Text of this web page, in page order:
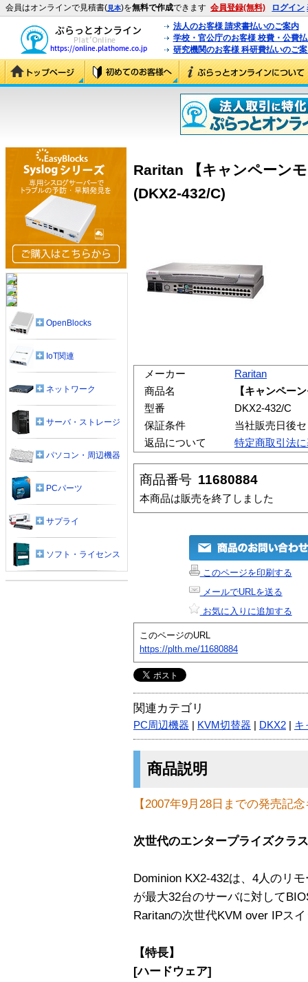
会員はオンラインで見積書(見本)を無料で作成できます 会員登録(無料) ログイン
法人のお客様 請求書払いのご案内
学校・官公庁のお客様 校費・公費
研究機関のお客様 科研費払いのご
Raritan 【キャンペーン
(DKX2-432/C)
メーカー
Raritan
商品名
【キャンペー
型番
DKX2-432/C
保証条件
当社販売日後
返品について
特定商取引法
商品番号 11680884
本商品は販売を終了しました
このページを印刷する
メールでURLを送る
お気に入りに追加する
このページのURL
https://plth.me/11680884
関連カテゴリ
PC周辺機器 KVM切替器 DKX2 キ
商品説明
【2007年9月28日までの発売記
次世代のエンタープライズクラ
Dominion KX2-432は、4人のリ
が最大32台のサーバに対して
Raritanの次世代KVM over IPス
【特長】
[ハードウェア]
OpenBlocks
IoT関連
ネットワーク
サーバ・ストレージ
パソコン・周辺機器
PCパーツ
サプライ
ソフト・ライセンス